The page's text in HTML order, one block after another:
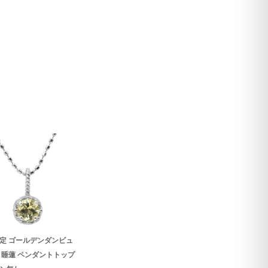
ゴールデンダンビュ
睡蓮 ペンダントトップ